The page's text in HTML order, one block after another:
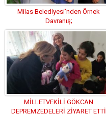
Milas Belediyesi’nden Örnek
Davranış;
MİLLETVEKİLİ GÖKCAN
DEPREMZEDELERİ ZİYARET ETTİ